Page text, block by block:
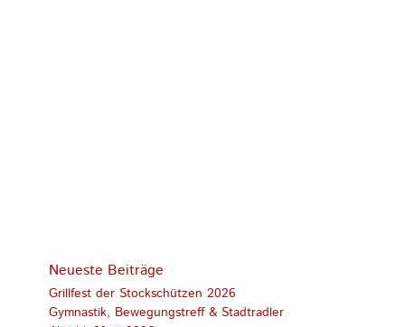
Neueste Beiträge
Grillfest der Stockschützen 2026
Gymnastik, Bewegungstreff & Stadtradler